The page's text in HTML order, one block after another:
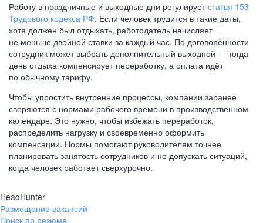
Работу в праздничные и выходные дни регулируетстатья 153
Трудового кодекса РФ. Если человек трудится в такие даты,
хотя должен был отдыхать, работодатель начисляет
не меньше двойной ставки за каждый час. По договорённости
сотрудник может выбрать дополнительный выходной — тогда
день отдыха компенсирует переработку, а оплата идёт
по обычному тарифу.
Чтобы упростить внутренние процессы, компании заранее
сверяются с нормами рабочего времени в производственном
календаре. Это нужно, чтобы избежать переработок,
распределить нагрузку и своевременно оформить
компенсации. Нормы помогают руководителям точнее
планировать занятость сотрудников и не допускать ситуаций,
когда человек работает сверхурочно.
HeadHunter
Размещение вакансий
Поиск по резюме